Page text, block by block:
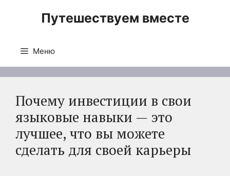
Путешествуем вместе
Меню
Почему инвестиции в свои
языковые навыки — это
лучшее, что вы можете
сделать для своей карьеры